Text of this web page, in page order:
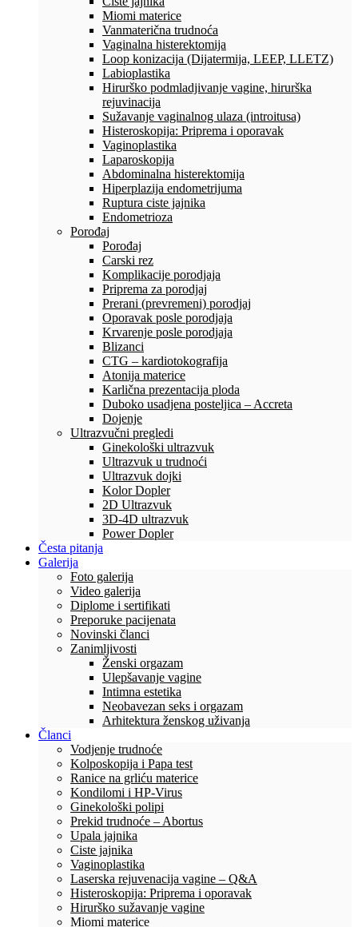
Miomi materice
Vanmaterična trudnoća
Vaginalna histerektomija
Loop konizacija (Dijatermija, LEEP, LLETZ)
Labioplastika
Hirurško podmladjivanje vagine, hirurška
rejuvinacija
Sužavanje vaginalnog ulaza (introitusa)
Histeroskopija: Priprema i oporavak
Vaginoplastika
Laparoskopija
Abdominalna histerektomija
Hiperplazija endometrijuma
Ruptura ciste jajnika
Endometrioza
Porođaj
Porođaj
Carski rez
Komplikacije porodjaja
Priprema za porodjaj
Prerani (prevremeni) porodjaj
Oporavak posle porodjaja
Krvarenje posle porodjaja
Blizanci
CTG – kardiotokografija
Atonija materice
Karlična prezentacija ploda
Duboko usadjena posteljica – Accreta
Dojenje
Ultrazvučni pregledi
Ginekološki ultrazvuk
Ultrazvuk u trudnoći
Ultrazvuk dojki
Kolor Dopler
2D Ultrazvuk
3D-4D ultrazvuk
Power Dopler
Česta pitanja
Galerija
Foto galerija
Video galerija
Diplome i sertifikati
Preporuke pacijenata
Novinski članci
Zanimljivosti
Ženski orgazam
Ulepšavanje vagine
Intimna estetika
Neobavezan seks i orgazam
Arhitektura ženskog uživanja
Članci
Vodjenje trudnoće
Kolposkopija i Papa test
Ranice na grliću materice
Kondilomi i HP-Virus
Ginekološki polipi
Prekid trudnoće – Abortus
Upala jajnika
Ciste jajnika
Vaginoplastika
Laserska rejuvenacija vagine – Q&A
Histeroskopija: Priprema i oporavak
Hirurško sužavanje vagine
Miomi materice